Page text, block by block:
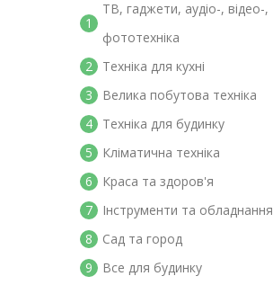
ТВ, гаджети, аудіо-, відео-,
фототехніка
1
Техніка для кухні
2
Велика побутова техніка
3
Техніка для будинку
4
Кліматична техніка
5
Краса та здоров'я
6
Інструменти та обладнання
7
Сад та город
8
Все для будинку
9